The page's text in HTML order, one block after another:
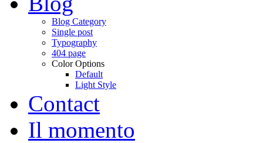
Blog Category
Single post
Typography
404 page
Color Options
Default
Light Style
Contact
Il momento